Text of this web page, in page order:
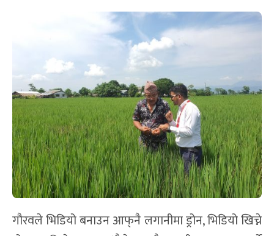
गौरवले भिडियो बनाउन आफ्‌नै लगानीमा ड्रोन, भिडियो खिच्ने